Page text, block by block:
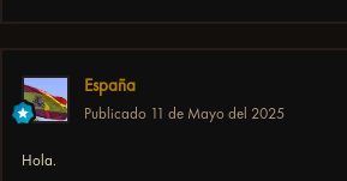
España
Publicado 11 de Mayo del 2025
Hola.